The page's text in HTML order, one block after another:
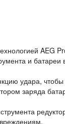
AEG
и батареи
удара,
заряда